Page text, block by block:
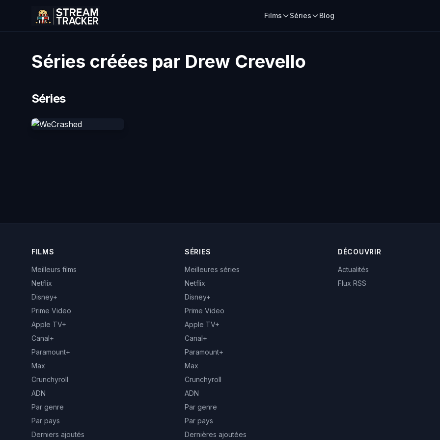
Films Séries Blog
Séries créées par Drew Crevello
Séries
FILMS
Meilleurs films
Netflix
Disney+
Prime Video
Apple TV+
Canal+
Paramount+
Max
Crunchyroll
ADN
Par genre
Par pays
Derniers ajoutés
SÉRIES
Meilleures séries
Netflix
Disney+
Prime Video
Apple TV+
Canal+
Paramount+
Max
Crunchyroll
ADN
Par genre
Par pays
Dernières ajoutées
DÉCOUVRIR
Actualités
Flux RSS